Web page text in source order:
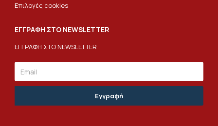
Επιλογές cookies
ΕΓΓΡΑΦΗ ΣΤΟ NEWSLETTER
ΕΓΓΡΑΦΗ ΣΤΟ NEWSLETTER